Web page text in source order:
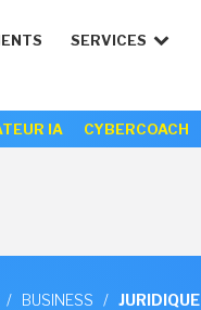
SERVICES
IA CYBERCOACH
/ BUSINESS / JURIDIQUE